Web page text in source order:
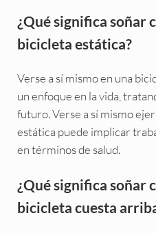
¿Qué significa soñar
bicicleta estática?
Verse a sí mismo en una
un enfoque en la vida,
futuro. Verse a sí mismo
estática puede implicar
en términos de salud.
¿Qué significa soñar
bicicleta cuesta